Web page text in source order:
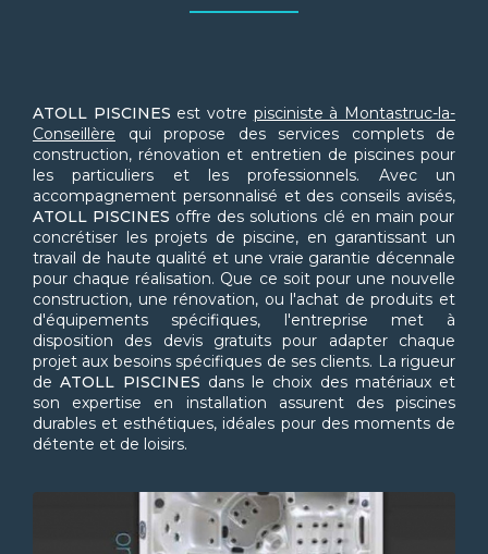
ATOLL PISCINES est votre pisciniste à Montastruc-la-
Conseillère qui propose des services complets de
construction, rénovation et entretien de piscines pour
les particuliers et les professionnels. Avec un
accompagnement personnalisé et des conseils avisés,
ATOLL PISCINES offre des solutions clé en main pour
concrétiser les projets de piscine, en garantissant un
travail de haute qualité et une vraie garantie décennale
pour chaque réalisation. Que ce soit pour une nouvelle
construction, une rénovation, ou l'achat de produits et
d'équipements spécifiques, l'entreprise met à
disposition des devis gratuits pour adapter chaque
projet aux besoins spécifiques de ses clients. La rigueur
deATOLL PISCINES dans le choix des matériaux et
son expertise en installation assurent des piscines
durables et esthétiques, idéales pour des moments de
détente et de loisirs.